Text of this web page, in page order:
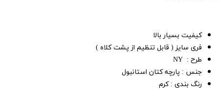
کیفیت بسیار بالا
فری سایز ( قابل تنظیم از پشت کلاه )
طرح : NY
جنس : پارچه کتان استانبول
رنگ بندی : کرم